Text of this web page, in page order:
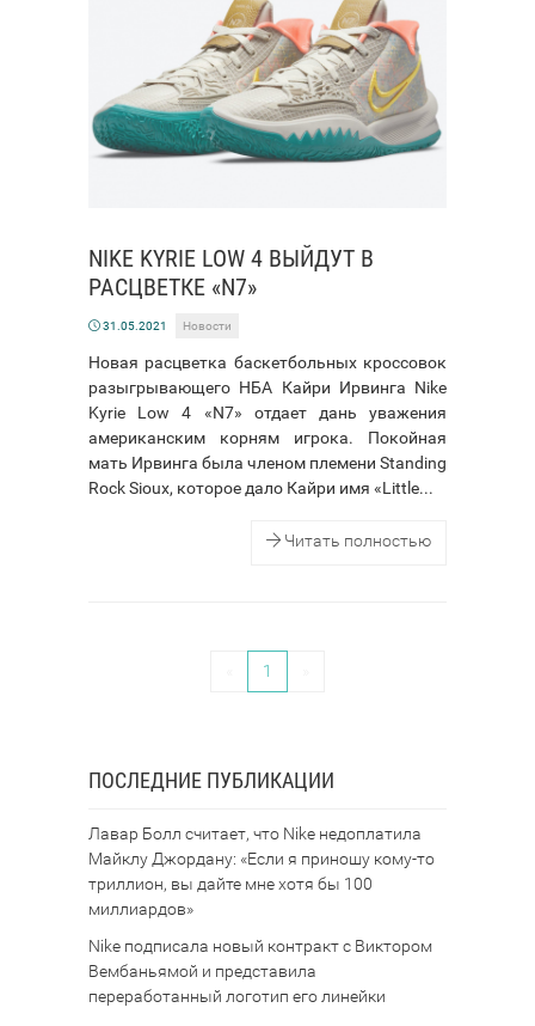
NIKE KYRIE LOW 4 ВЫЙДУТ В
РАСЦВЕТКЕ «N7»
31.05.2021 Новости
Новая расцветка баскетбольных кроссовок
разыгрывающего НБА Кайри Ирвинга Nike
Kyrie Low 4 «N7» отдает дань уважения
американским корням игрока. Покойная
мать Ирвинга была членом племени Standing
Rock Sioux, которое дало Кайри имя «Little...
Читать полностью
1
ПОСЛЕДНИЕ ПУБЛИКАЦИИ
Лавар Болл считает, что Nike недоплатила
Майклу Джордану: «Если я приношу кому-то
триллион, вы дайте мне хотя бы 100
миллиардов»
Nike подписала новый контракт с Виктором
Вембаньямой и представила
переработанный логотип его линейки